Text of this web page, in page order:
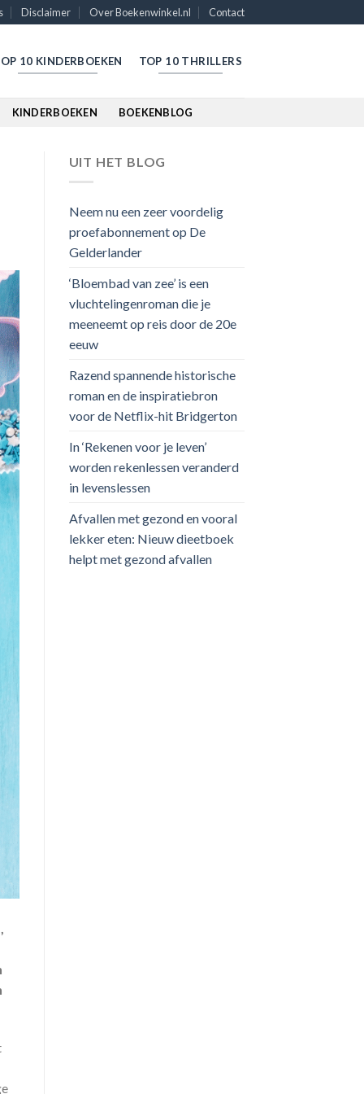
Disclaimer Over Boekenwinkel.nl Contact
10 KINDERBOEKEN TOP 10 THRILLERS
KINDERBOEKEN BOEKENBLOG
UIT HET BLOG
Neem nu een zeer voordelig
proefabonnement op De
Gelderlander
‘Bloembad van zee’ is een
vluchtelingenroman die je
meeneemt op reis door de 20e
eeuw
Razend spannende historische
roman en de inspiratiebron
voor de Netflix-hit Bridgerton
In ‘Rekenen voor je leven’
worden rekenlessen veranderd
in levenslessen
Afvallen met gezond en vooral
lekker eten: Nieuw dieetboek
helpt met gezond afvallen